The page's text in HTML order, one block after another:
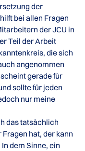
der
bei allen Fragen
der JCU in
Teil der Arbeit
die sich
angenommen
gerade für
sollte für jeden
nur meine
das tatsächlich
hat, der kann
dem Sinne, ein